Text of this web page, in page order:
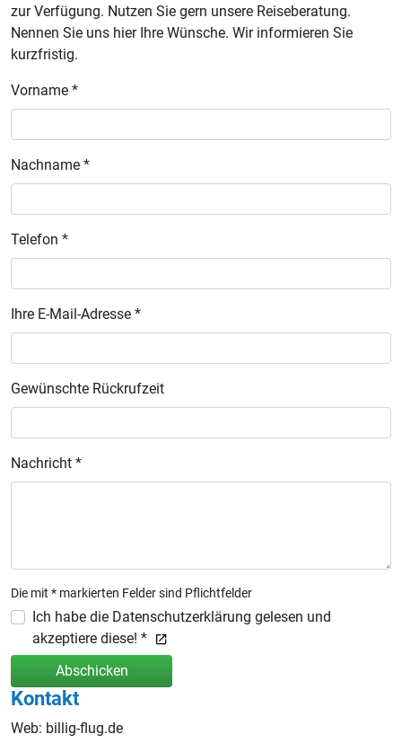
zur Verfügung. Nutzen Sie gern unsere Reiseberatung.
Nennen Sie uns hier Ihre Wünsche. Wir informieren Sie
kurzfristig.
Vorname *
Nachname *
Telefon *
Ihre E-Mail-Adresse *
Gewünschte Rückrufzeit
Nachricht *
Die mit * markierten Felder sind Pflichtfelder
Ich habe die Datenschutzerklärung gelesen und
akzeptiere diese! *
Abschicken
Kontakt
Web: billig-flug.de